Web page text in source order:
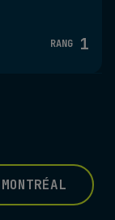
RANG 1